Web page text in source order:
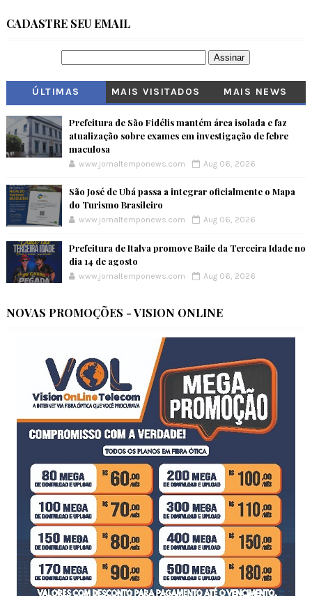
CADASTRE SEU EMAIL
ÚLTIMAS MAIS VISITADOS MAIS NEWS
Prefeitura de São Fidélis mantém área isolada e faz
atualização sobre exames em investigação de febre
maculosa
www.jornaltemponews.com Aug 06, 2026
São José de Ubá passa a integrar oficialmente o Mapa
do Turismo Brasileiro
www.jornaltemponews.com Aug 06, 2026
Prefeitura de Italva promove Baile da Terceira Idade no
dia 14 de agosto
www.jornaltemponews.com Aug 06, 2026
NOVAS PROMOÇÕES - VISION ONLINE